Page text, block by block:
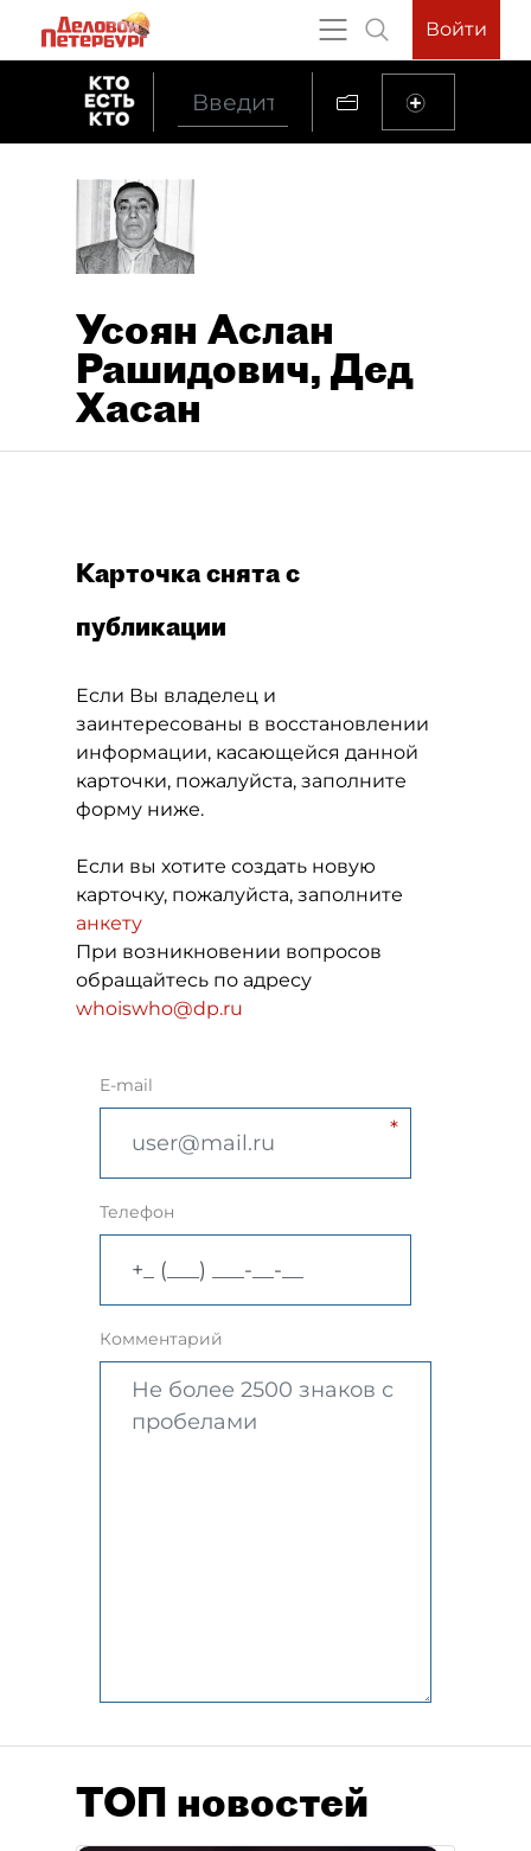
Войти
Усоян Аслан
Рашидович, Дед
Хасан
Карточка снята с
публикации
Если Вы владелец и
заинтересованы в восстановлении
информации, касающейся данной
карточки, пожалуйста, заполните
форму ниже.
Если вы хотите создать новую
карточку, пожалуйста, заполните
анкету
При возникновении вопросов
обращайтесь по адресу
whoiswho@dp.ru
E-mail
Телефон
Комментарий
ТОП новостей